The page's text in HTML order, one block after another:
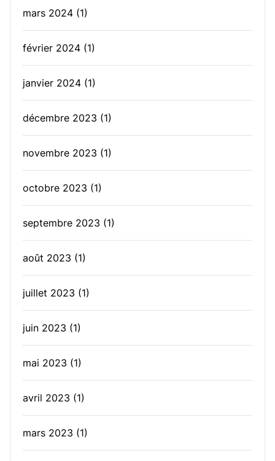
mars 2024 (1)
février 2024 (1)
janvier 2024 (1)
décembre 2023 (1)
novembre 2023 (1)
octobre 2023 (1)
septembre 2023 (1)
août 2023 (1)
juillet 2023 (1)
juin 2023 (1)
mai 2023 (1)
avril 2023 (1)
mars 2023 (1)